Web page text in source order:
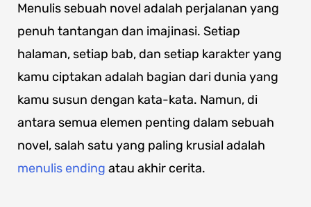
Menulis sebuah novel adalah perjalanan yang
penuh tantangan dan imajinasi. Setiap
halaman, setiap bab, dan setiap karakter yang
kamu ciptakan adalah bagian dari dunia yang
kamu susun dengan kata-kata. Namun, di
antara semua elemen penting dalam sebuah
novel, salah satu yang paling krusial adalah
menulis ending atau akhir cerita.